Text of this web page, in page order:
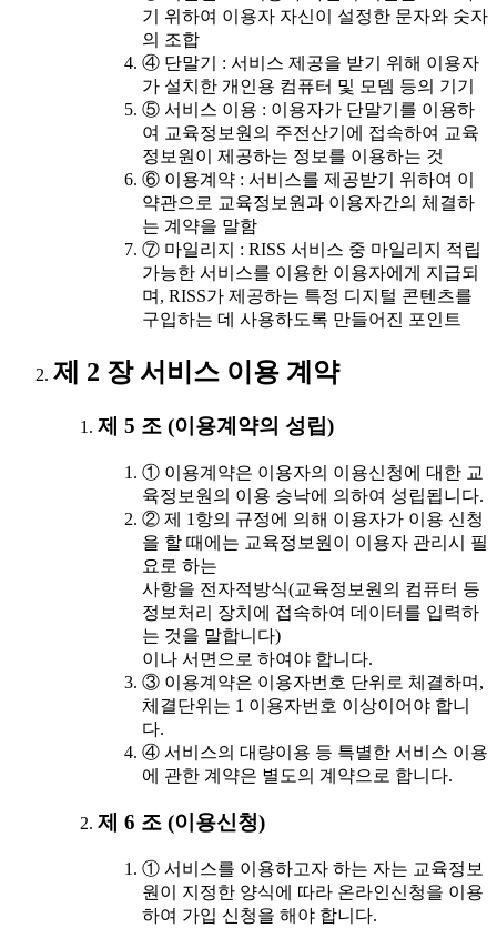
기 위하여 이용자 자신이 설정한 문자와 숫자
의 조합
④ 단말기 : 서비스 제공을 받기 위해 이용자
가 설치한 개인용 컴퓨터 및 모뎀 등의 기기
⑤ 서비스 이용 : 이용자가 단말기를 이용하
여 교육정보원의 주전산기에 접속하여 교육
정보원이 제공하는 정보를 이용하는 것
⑥ 이용계약 : 서비스를 제공받기 위하여 이
약관으로 교육정보원과 이용자간의 체결하
는 계약을 말함
⑦ 마일리지 : RISS 서비스 중 마일리지 적립
가능한 서비스를 이용한 이용자에게 지급되
며, RISS가 제공하는 특정 디지털 콘텐츠를
구입하는 데 사용하도록 만들어진 포인트
제 2 장 서비스 이용 계약
제 5 조 (이용계약의 성립)
① 이용계약은 이용자의 이용신청에 대한 교
육정보원의 이용 승낙에 의하여 성립됩니다.
② 제 1항의 규정에 의해 이용자가 이용 신청
을 할 때에는 교육정보원이 이용자 관리시 필
요로 하는
사항을 전자적방식(교육정보원의 컴퓨터 등
정보처리 장치에 접속하여 데이터를 입력하
는 것을 말합니다)
이나 서면으로 하여야 합니다.
③ 이용계약은 이용자번호 단위로 체결하며,
체결단위는 1 이용자번호 이상이어야 합니
다.
④ 서비스의 대량이용 등 특별한 서비스 이용
에 관한 계약은 별도의 계약으로 합니다.
제 6 조 (이용신청)
① 서비스를 이용하고자 하는 자는 교육정보
원이 지정한 양식에 따라 온라인신청을 이용
하여 가입 신청을 해야 합니다.